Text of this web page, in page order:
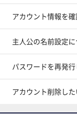
アカウント情報を
主人公の名前設定
パスワードを再発
アカウント削除した